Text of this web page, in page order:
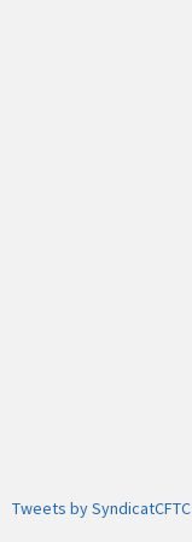
Tweets by SyndicatCFTC